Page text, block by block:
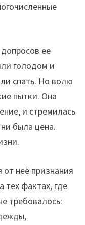
ее
голодом и
спать. Но волю
пытки. Она
и стремилась
была цена.
от неё признания
тех фактах, где
требовалось: